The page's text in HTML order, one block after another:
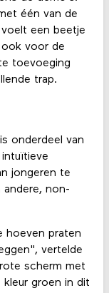
één van de
een beetje
voor de
toevoeging
trap.
onderdeel van
jongeren te
non-
hoeven praten
vertelde
scherm met
kleur groen in dit